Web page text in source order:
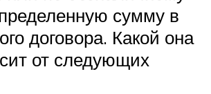
сумму в
договора. Какой она
от следующих